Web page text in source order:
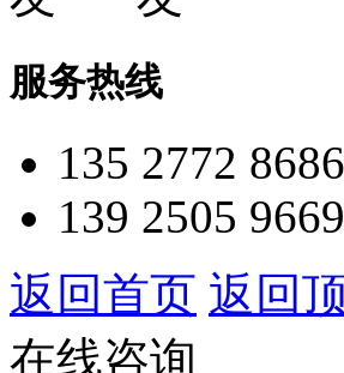
服务热线
135 2772 8686
139 2505 9669
返回首页 返回
在线咨询